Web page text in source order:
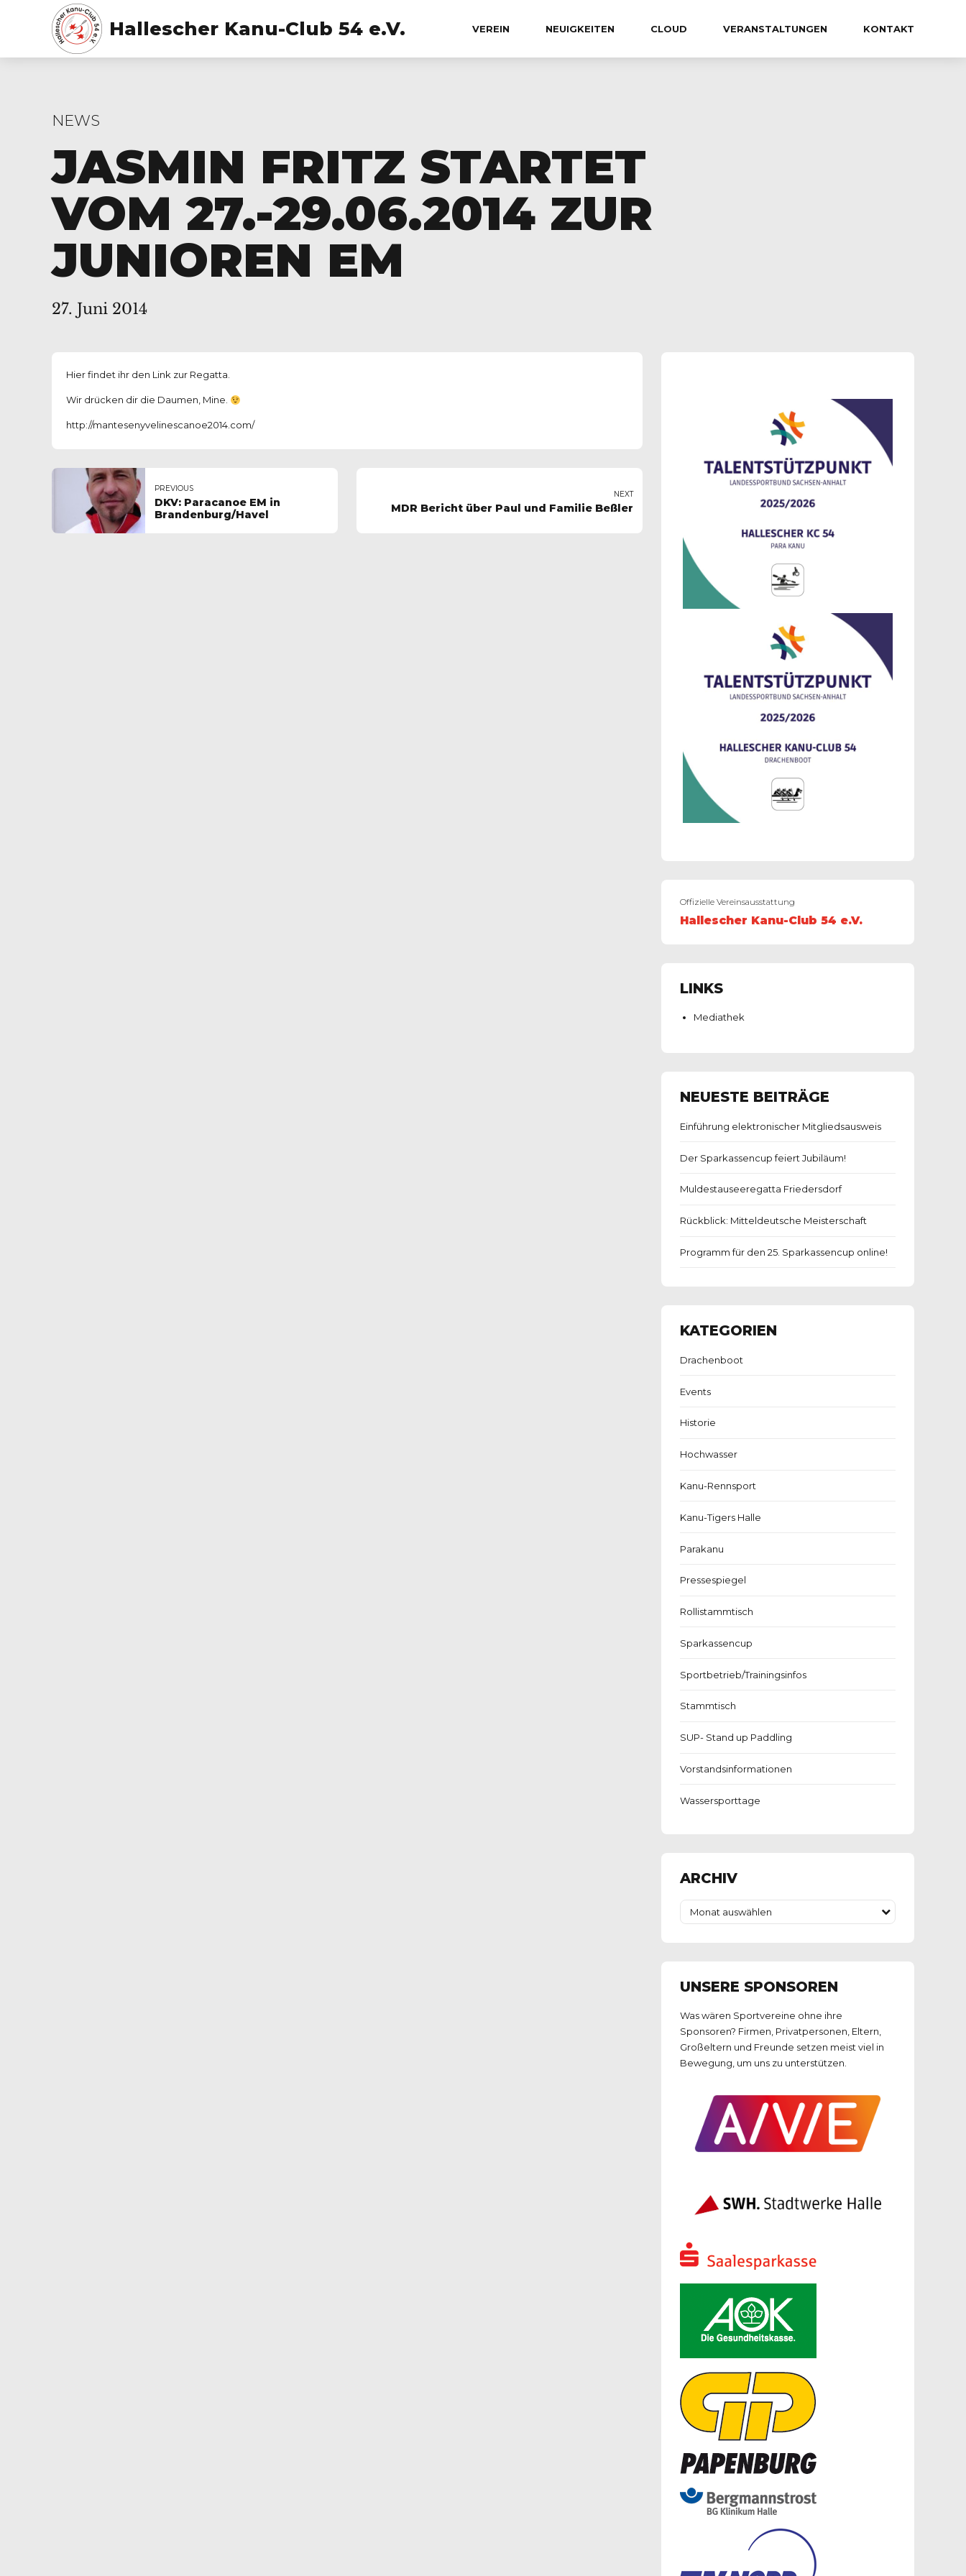
Hallescher Kanu-Club 54 e.V. VEREIN NEUIGKEITEN CLOUD VERANSTALTUNGEN KONTAKT
NEWS
JASMIN FRITZ STARTET
VOM 27.-29.06.2014 ZUR
JUNIOREN EM
27. Juni 2014
Hier findet ihr den Link zur Regatta.
Wir drücken dir die Daumen, Mine.
http://mantesenyvelinescanoe2014.com/
PREVIOUS
DKV: Paracanoe EM in
Brandenburg/Havel
NEXT
MDR Bericht über Paul und Familie Beßler
Offizielle Vereinsausstattung
Hallescher Kanu-Club 54 e.V.
LINKS
Mediathek
NEUESTE BEITRÄGE
Einführung elektronischer Mitgliedsausweis
Der Sparkassencup feiert Jubiläum!
Muldestauseeregatta Friedersdorf
Rückblick: Mitteldeutsche Meisterschaft
Programm für den 25. Sparkassencup online!
KATEGORIEN
Drachenboot
Events
Historie
Hochwasser
Kanu-Rennsport
Kanu-Tigers Halle
Parakanu
Pressespiegel
Rollistammtisch
Sparkassencup
Sportbetrieb/Trainingsinfos
Stammtisch
SUP- Stand up Paddling
Vorstandsinformationen
Wassersporttage
ARCHIV
Monat auswählen
UNSERE SPONSOREN
Was wären Sportvereine ohne ihre
Sponsoren? Firmen, Privatpersonen, Eltern,
Großeltern und Freunde setzen meist viel in
Bewegung, um uns zu unterstützen.